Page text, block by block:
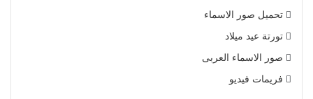
تحميل صور الاسماء
تورتة عيد ميلاد
صور الاسماء العربى
فريمات فيديو